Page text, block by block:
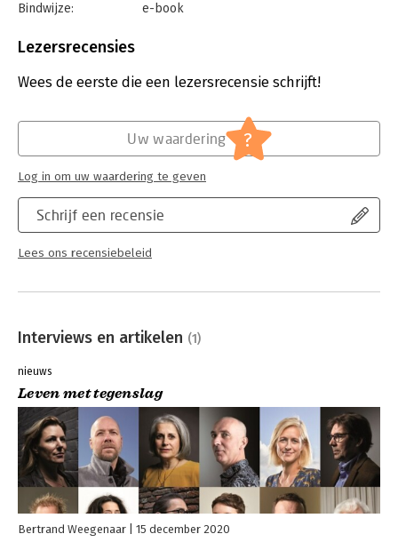
Bindwijze:
e-book
Bestandsformaat:
Uitgever:
Atlas-Contact
Hoofdrubriek: Mens en maatschappij
Lezersrecensies
Wees de eerste die een lezersrecensie schrijft!
Schrijf een recensie
Lees ons recensiebeleid
Uw waardering ?
Log in om uw waardering te geven
Interviews en artikelen (1)
nieuws
Leven met tegenslag
Bertrand Weegenaar 15 december 2020